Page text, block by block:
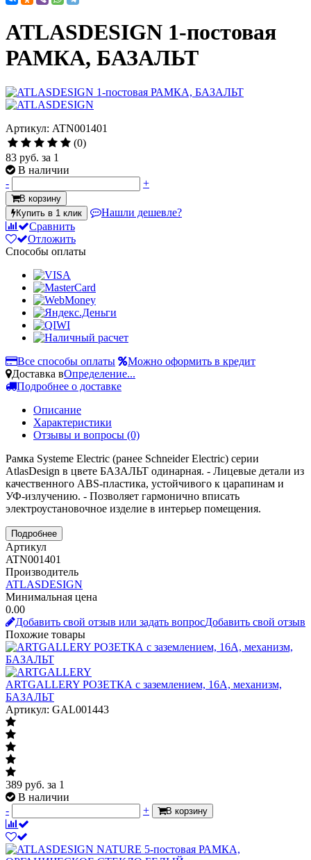
ATLASDESIGN 1-постовая
РАМКА, БАЗАЛЬТ
Артикул: ATN001401
(0)
83 руб. за 1
В наличии
-
+
В корзину
Купить в 1 клик
Нашли дешевле?
Сравнить
Отложить
Способы оплаты
Все способы оплаты
Можно оформить в кредит
Доставка вОпределение...
Подробнее о доставке
Описание
Характеристики
Отзывы и вопросы (0)
Рамка Systeme Electric (ранее Schneider Electric) серии
AtlasDesign в цвете БАЗАЛЬТ одинарная. - Лицевые детали из
качественного ABS-пластика, устойчивого к царапинам и
УФ-излучению. - Позволяет гармонично вписать
электроустановочное изделие в интерьер помещения.
Подробнее
Артикул
ATN001401
Производитель
ATLASDESIGN
Минимальная цена
0.00
Добавить свой отзыв или задать вопросДобавить свой отзыв
Похожие товары
ARTGALLERY РОЗЕТКА с заземлением, 16А, механизм,
БАЗАЛЬТ
Артикул: GAL001443
389 руб. за 1
В наличии
-
+ В корзину